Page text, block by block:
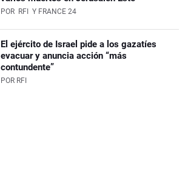
POR RFI Y FRANCE 24
El ejército de Israel pide a los gazatíes
evacuar y anuncia acción “más
contundente”
POR RFI